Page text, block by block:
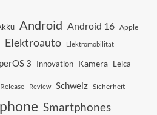
Android Android 16 Apple
Elektroauto Elektromobilität
3 Innovation Kamera Leica
Release Review Schweiz Sicherheit
Smartphones